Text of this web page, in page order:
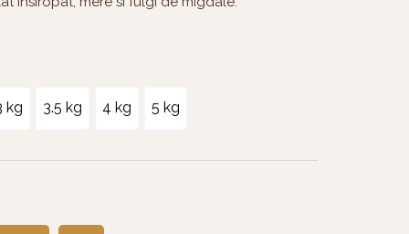
kg 3.5 kg 4 kg 5 kg